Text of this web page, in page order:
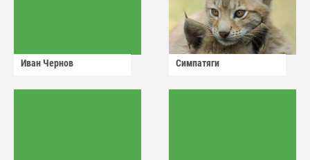
Иван Чернов Симпатяги